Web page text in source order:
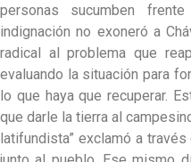
personas sucumben
indignación no exoneró a
radical al problema que
evaluando la situación para
lo que haya que recuperar.
que darle la tierra al
latifundista” exclamó a